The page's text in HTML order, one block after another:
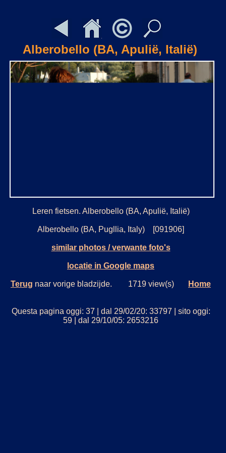
Alberobello (BA, Apulië, Italië)
Leren fietsen. Alberobello (BA, Apulië, Italië)
Alberobello (BA, Pugllia, Italy) [091906]
similar photos / verwante foto's
locatie in Google maps
Terug naar vorige bladzijde. 1719 view(s) Home
Questa pagina oggi: 37 | dal 29/02/20: 33797 | sito oggi:
59 | dal 29/10/05: 2653216